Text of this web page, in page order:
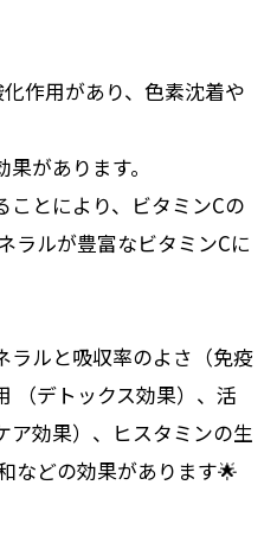
作用があり、色素沈着や
があります。
とにより、ビタミンCの
ラルが豊富なビタミンCに
ラルと吸収率のよさ（免疫
（デトックス効果）、活
ア効果）、ヒスタミンの生
などの効果があります🌟